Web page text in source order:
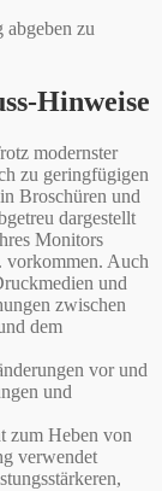
abgeben zu
Hinweise
modernster
zu geringfügigen
Broschüren und
dargestellt
Monitors
vorkommen. Auch
und
zwischen
dem
vor und
und
zum Heben von
verwendet